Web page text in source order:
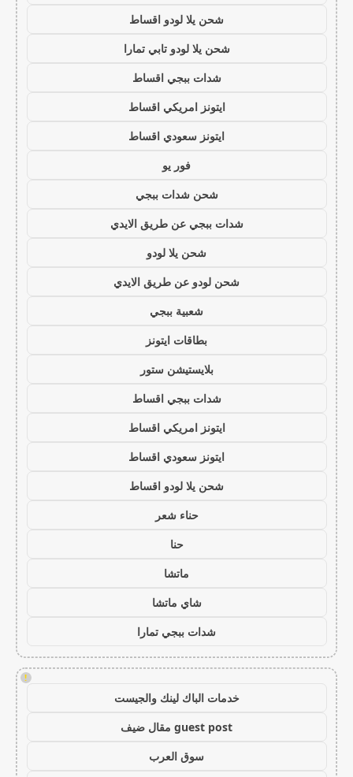
شحن يلا لودو اقساط
شحن يلا لودو تابي تمارا
شدات ببجي اقساط
ايتونز امريكي اقساط
ايتونز سعودي اقساط
فور يو
شحن شدات ببجي
شدات ببجي عن طريق الايدي
شحن يلا لودو
شحن لودو عن طريق الايدي
شعبية ببجي
بطاقات ايتونز
بلايستيشن ستور
شدات ببجي اقساط
ايتونز امريكي اقساط
ايتونز سعودي اقساط
شحن يلا لودو اقساط
حناء شعر
حنا
ماتشا
شاي ماتشا
شدات ببجي تمارا
!
خدمات الباك لينك والجيست
guest post مقال ضيف
سوق العرب